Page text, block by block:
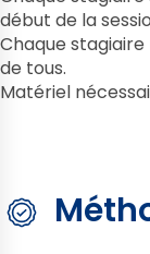
début de la
Chaque
de tous.
Matériel